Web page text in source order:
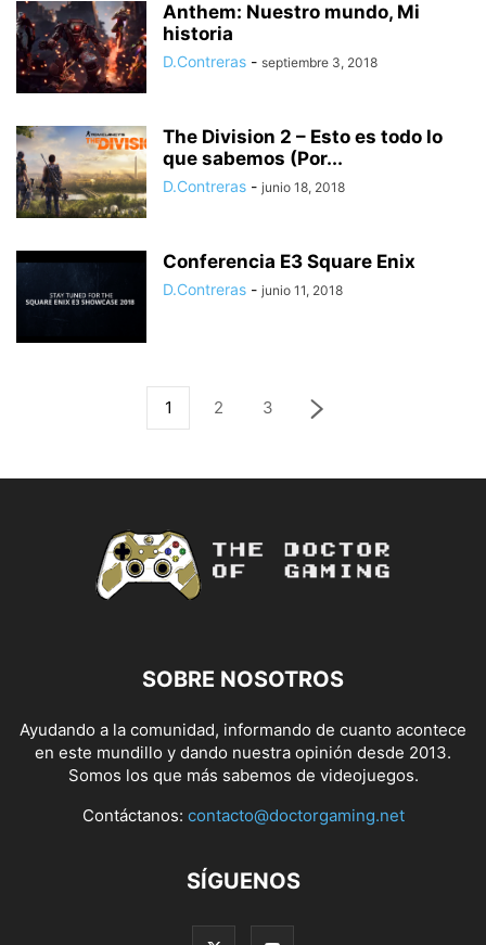
Anthem: Nuestro mundo, Mi
historia
D.Contreras - septiembre 3, 2018
The Division 2 – Esto es todo lo
que sabemos (Por...
D.Contreras - junio 18, 2018
Conferencia E3 Square Enix
D.Contreras - junio 11, 2018
1 2 3
SOBRE NOSOTROS
Ayudando a la comunidad, informando de cuanto acontece
en este mundillo y dando nuestra opinión desde 2013.
Somos los que más sabemos de videojuegos.
Contáctanos: contacto@doctorgaming.net
SÍGUENOS